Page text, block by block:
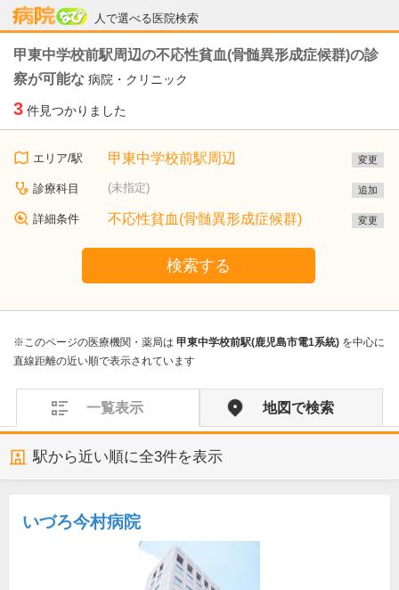
人で選べる医院検索
病院なび
甲東中学校前駅周辺の不応性貧血(骨髄異形成症候群)の診
察が可能な 病院・クリニック
3 件見つかりました
エリア/駅 甲東中学校前駅周辺 変更
診療科目 (未指定) 追加
詳細条件 不応性貧血(骨髄異形成症候群) 変更
検索する
※このページの医療機関・薬局は 甲東中学校前駅(鹿児島市電1系統) を中心に
直線距離の近い順で表示されています
一覧表示 地図で検索
駅から近い順に全3件を表示
いづろ今村病院